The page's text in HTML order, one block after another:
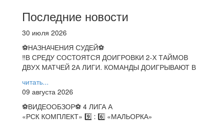
Последние новости
30 июля 2026
⚽НАЗНАЧЕНИЯ СУДЕЙ⚽
‼В СРЕДУ СОСТОЯТСЯ ДОИГРОВКИ 2-Х ТАЙМОВ
ДВУХ МАТЧЕЙ 2А ЛИГИ. КОМАНДЫ ДОИГРЫВАЮТ В
читать...
09 августа 2026
⚽️ВИДЕООБЗОР⚽️ 4 ЛИГА А
«РСК КОМПЛЕКТ» 9️⃣ : 6️⃣ «МАЛЬОРКА»